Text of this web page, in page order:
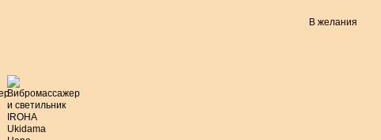
В желания